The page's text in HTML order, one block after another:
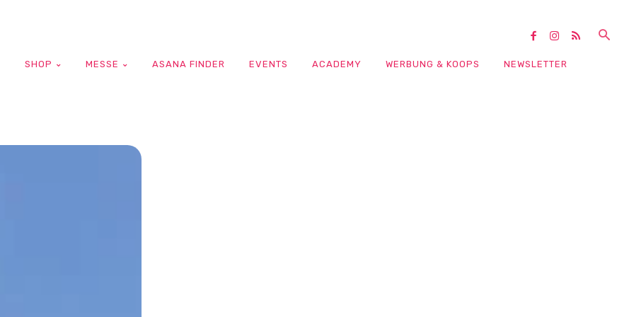
SHOP MESSE ASANA FINDER EVENTS ACADEMY WERBUNG & KOOPS NEWSLETTER